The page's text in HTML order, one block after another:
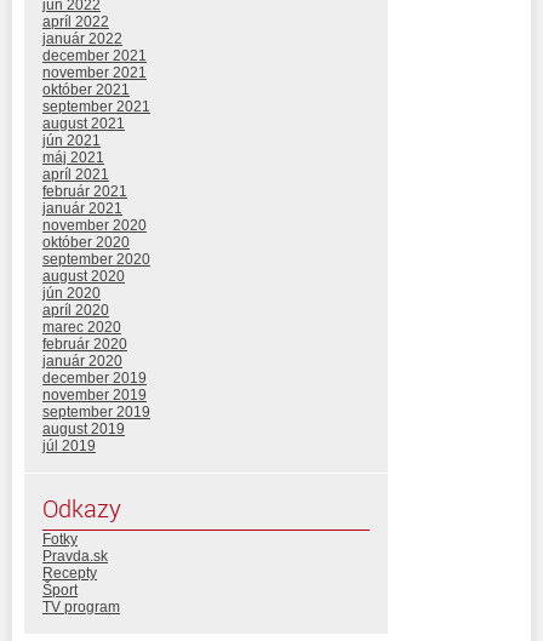
jún 2022
apríl 2022
január 2022
december 2021
november 2021
október 2021
september 2021
august 2021
jún 2021
máj 2021
apríl 2021
február 2021
január 2021
november 2020
október 2020
september 2020
august 2020
jún 2020
apríl 2020
marec 2020
február 2020
január 2020
december 2019
november 2019
september 2019
august 2019
júl 2019
Odkazy
Fotky
Pravda.sk
Recepty
Šport
TV program